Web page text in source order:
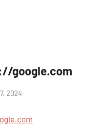
google.com
2024